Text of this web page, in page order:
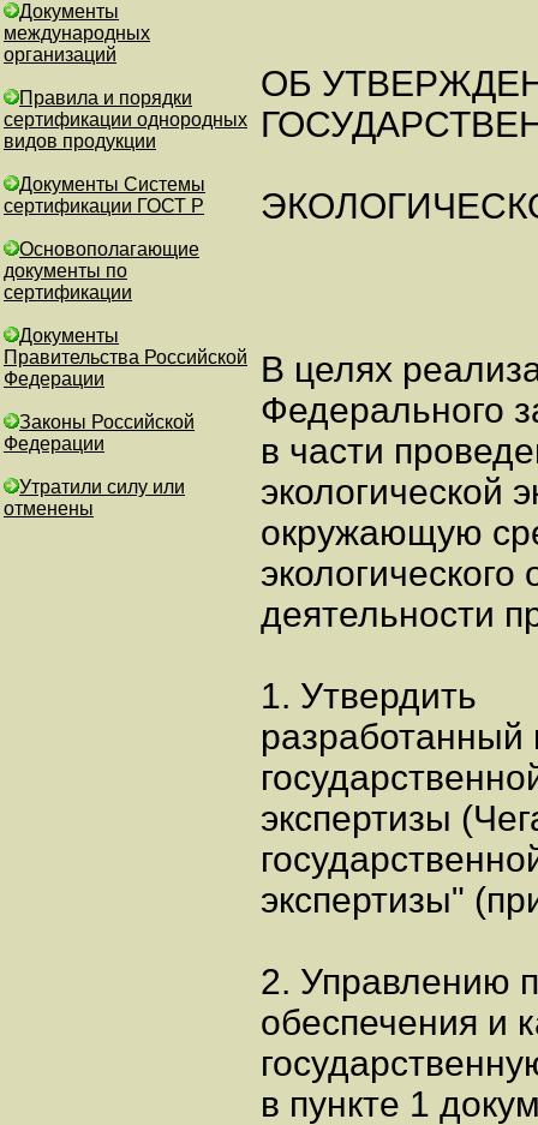
Документы
международных
организаций
Правила и порядки
сертификации однородных
видов продукции
Документы Системы
сертификации ГОСТ Р
Основополагающие
документы по
сертификации
Документы
Правительства Российской
Федерации
Законы Российской
Федерации
Утратили силу или
отменены
ОБ
В целях
Федерального
в части
экологической
окружающую
деятельности
1. Утвердить
экспертизы
экспертизы"
2. Управлению
обеспечения и
в пункте 1